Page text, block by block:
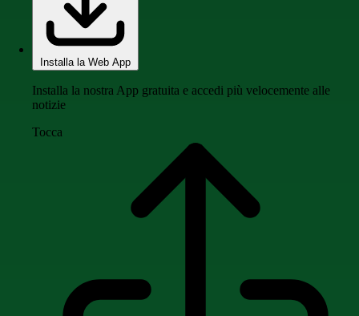
Installa la Web App
Installa la nostra App gratuita e accedi più velocemente alle
notizie
Tocca